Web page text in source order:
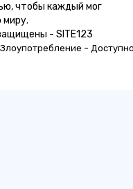
чтобы каждый мог
миру.
- SITE123
Злоупотребление -